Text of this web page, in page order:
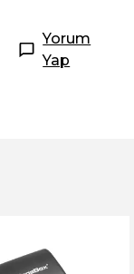
Yorum
Yap